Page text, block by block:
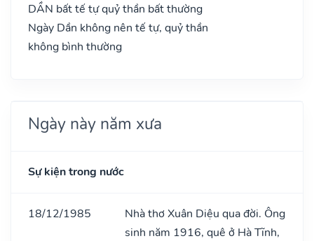
DẦN bất tế tự quỷ thần bất thường
Ngày Dần không nên tế tự, quỷ thần
không bình thường
Ngày này năm xưa
Sự kiện trong nước
18/12/1985
Nhà thơ Xuân Diệu qua đời. Ông
sinh năm 1916, quê ở Hà Tĩnh,